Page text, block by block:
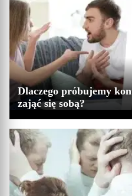
Dlaczego próbujemy
zająć się sobą?